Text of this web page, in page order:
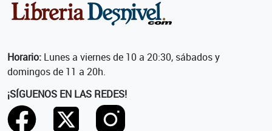
Horario: Lunes a viernes de 10 a 20:30, sábados y
domingos de 11 a 20h.
¡SÍGUENOS EN LAS REDES!